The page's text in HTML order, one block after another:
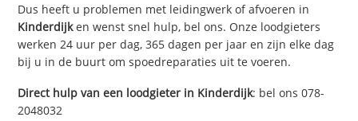
Dus heeft u problemen met leidingwerk of afvoeren in
Kinderdijken wenst snel hulp, bel ons. Onze loodgieters
werken 24 uur per dag, 365 dagen per jaar en zijn elke dag
bij u in de buurt om spoedreparaties uit te voeren.
Direct hulp van een loodgieter in Kinderdijk: bel ons 078-
2048032